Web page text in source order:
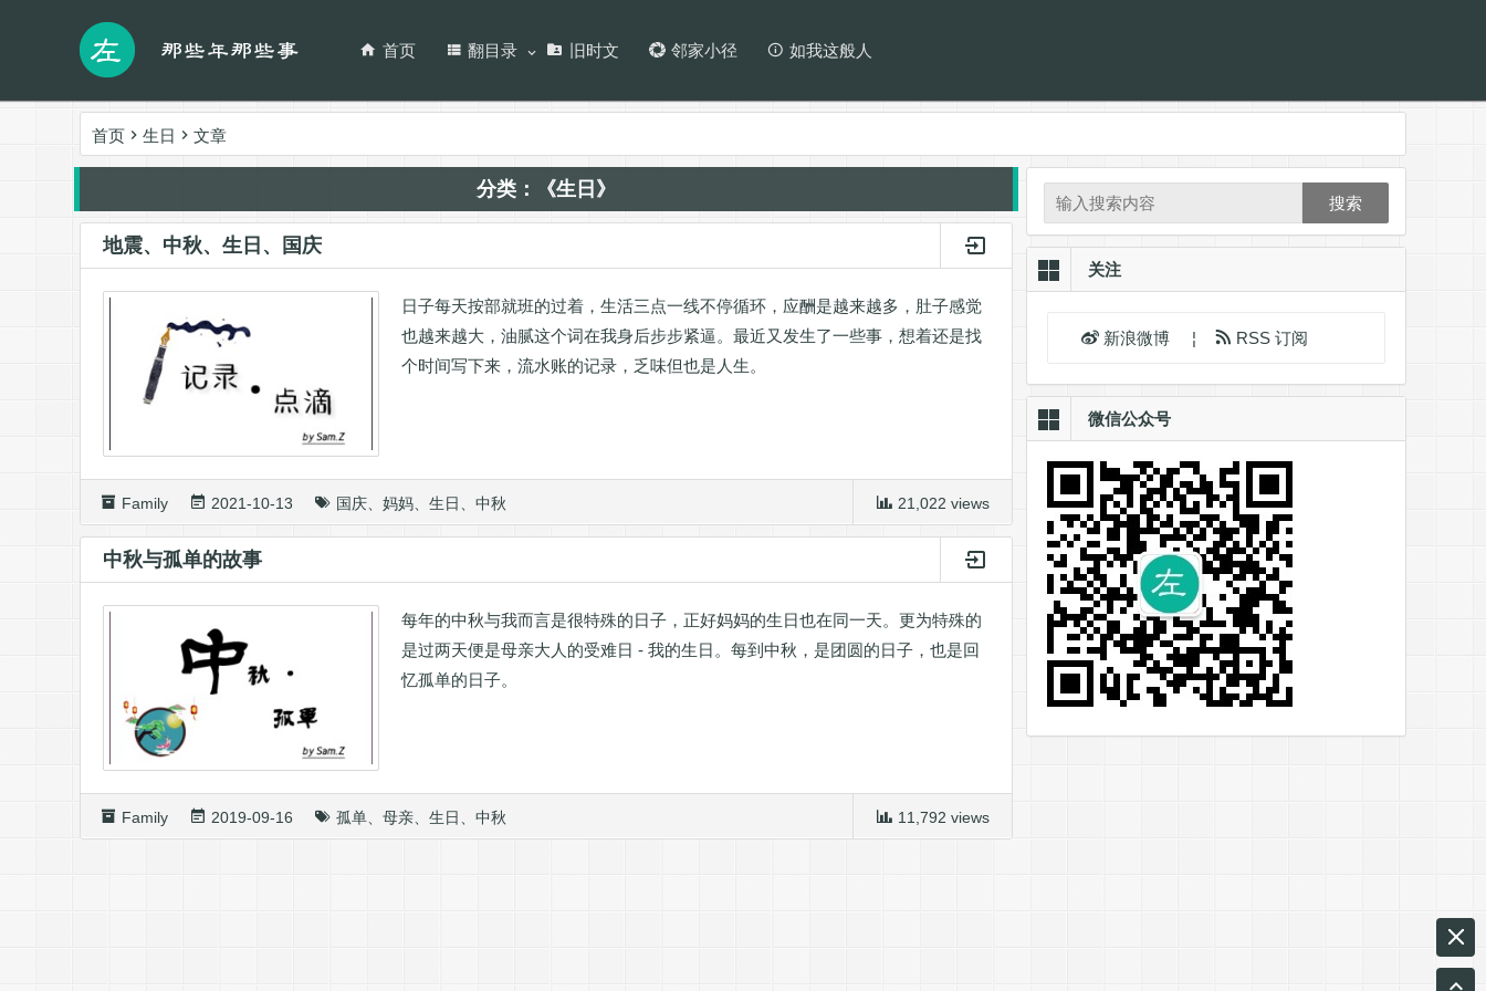
首页 翻目录 旧时文 邻家小径 如我这般人
首页 生日 文章
分类：《生日》
地震、中秋、生日、国庆
日子每天按部就班的过着，生活三点一线不停循环，应酬是越来越多，肚子感觉
也越来越大，油腻这个词在我身后步步紧逼。最近又发生了一些事，想着还是找
个时间写下来，流水账的记录，乏味但也是人生。
21,022 views
Family 2021-10-13 国庆 妈妈 生日 中秋
中秋与孤单的故事
每年的中秋与我而言是很特殊的日子，正好妈妈的生日也在同一天。更为特殊的
是过两天便是母亲大人的受难日 - 我的生日。每到中秋，是团圆的日子，也是回
忆孤单的日子。
11,792 views
Family 2019-09-16 孤单 母亲 生日 中秋
搜索
关注
新浪微博 ¦ RSS 订阅
微信公众号